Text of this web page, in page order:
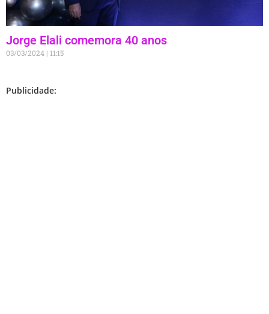
Jorge Elali comemora 40 anos
03/03/2024 11:15
Publicidade: